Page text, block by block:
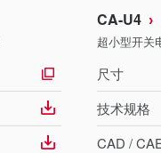
CA-U4
超小型开关
尺寸
技术规格
CAD /